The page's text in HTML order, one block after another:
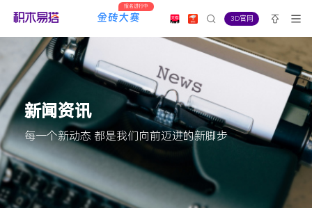
报名进行中
3D官网
新闻资讯
每一个新动态 都是我们向前迈进的新脚步